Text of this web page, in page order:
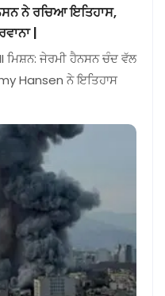
ਨੇ ਰਚਿਆ ਇਤਿਹਾਸ,
|
ਜੇਰਮੀ ਹੈਨਸਨ ਚੰਦ ਵੱਲ
Hansen ਨੇ ਇਤਿਹਾਸ